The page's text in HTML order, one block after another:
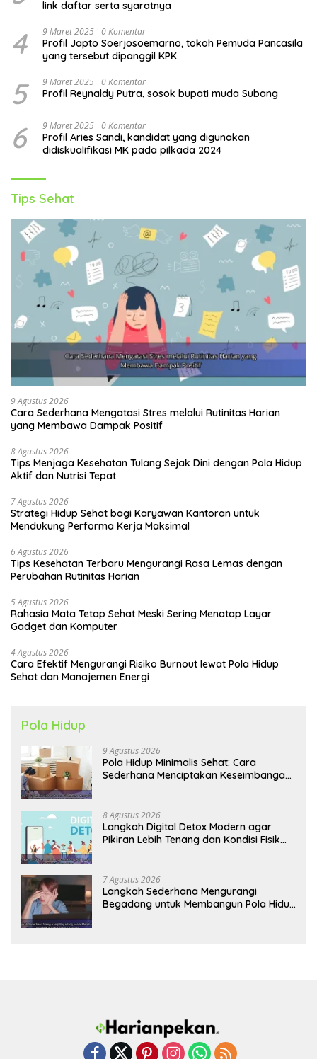
link daftar serta syaratnya
4 9 Maret 2025 0 Komentar
Profil Japto Soerjosoemarno, tokoh Pemuda Pancasila
yang tersebut dipanggil KPK
5 9 Maret 2025 0 Komentar
Profil Reynaldy Putra, sosok bupati muda Subang
6 9 Maret 2025 0 Komentar
Profil Aries Sandi, kandidat yang digunakan
didiskualifikasi MK pada pilkada 2024
Tips Sehat
9 Agustus 2026
Cara Sederhana Mengatasi Stres melalui Rutinitas Harian
yang Membawa Dampak Positif
8 Agustus 2026
Tips Menjaga Kesehatan Tulang Sejak Dini dengan Pola Hidup
Aktif dan Nutrisi Tepat
7 Agustus 2026
Strategi Hidup Sehat bagi Karyawan Kantoran untuk
Mendukung Performa Kerja Maksimal
6 Agustus 2026
Tips Kesehatan Terbaru Mengurangi Rasa Lemas dengan
Perubahan Rutinitas Harian
5 Agustus 2026
Rahasia Mata Tetap Sehat Meski Sering Menatap Layar
Gadget dan Komputer
4 Agustus 2026
Cara Efektif Mengurangi Risiko Burnout lewat Pola Hidup
Sehat dan Manajemen Energi
Pola Hidup
9 Agustus 2026
Pola Hidup Minimalis Sehat: Cara
Sederhana Menciptakan Keseimbangan
8 Agustus 2026
Langkah Digital Detox Modern agar
Pikiran Lebih Tenang dan Kondisi Fisik
7 Agustus 2026
Langkah Sederhana Mengurangi
Begadang untuk Membangun Pola Hidup